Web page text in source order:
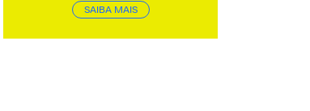
SAIBA MAIS